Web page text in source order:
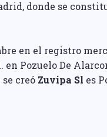
donde se
en el registro
en Pozuelo De
creó Zuvipa Sl es